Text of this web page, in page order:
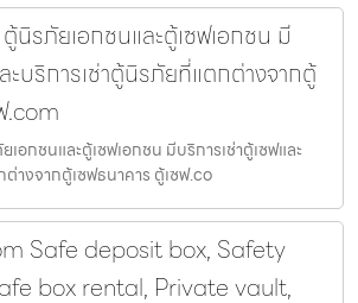
ตู้นิรภัยเอกชนและตู้เซฟเอกชน มี
ะบริการเช่าตู้นิรภัยที่แตกต่างจากตู้
.com
เอกชนและตู้เซฟเอกชน มีบริการเช่าตู้เซฟและ
างจากตู้เซฟธนาคาร ตู้เซฟ.co
Safe deposit box, Safety
box rental, Private vault,